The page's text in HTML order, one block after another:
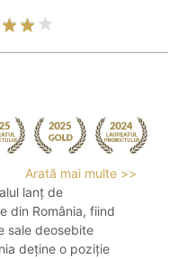
Arată mai multe >>
lanț de
din România, fiind
sale deosebite
deține o poziție